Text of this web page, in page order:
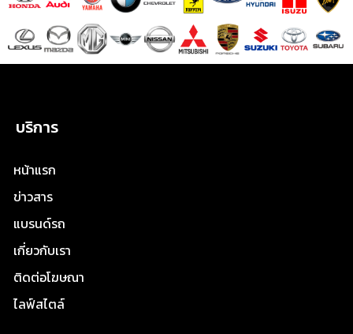
บริการ
หน้าแรก
ข่าวสาร
แบรนด์รถ
เกี่ยวกับเรา
ติดต่อโฆษณา
ไลฟ์สไตล์